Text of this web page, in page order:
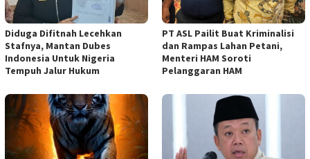
Diduga Difitnah Lecehkan
Stafnya, Mantan Dubes
Indonesia Untuk Nigeria
Tempuh Jalur Hukum
PT ASL Pailit Buat Kriminalisi
dan Rampas Lahan Petani,
Menteri HAM Soroti
Pelanggaran HAM